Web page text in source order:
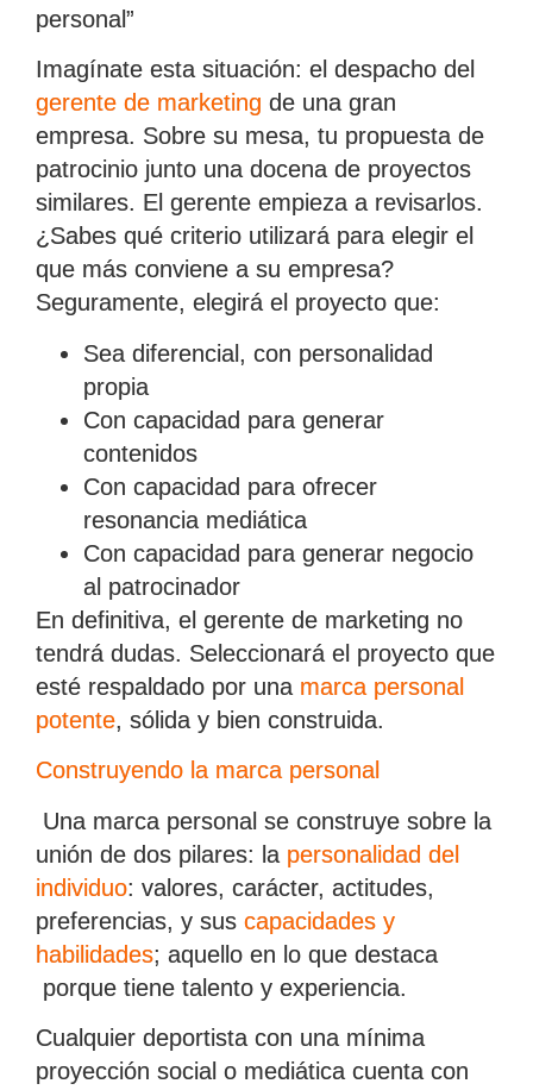
personal”
Imagínate esta situación: el despacho del
gerente de marketing de una gran
empresa. Sobre su mesa, tu propuesta de
patrocinio junto una docena de proyectos
similares. El gerente empieza a revisarlos.
¿Sabes qué criterio utilizará para elegir el
que más conviene a su empresa?
Seguramente, elegirá el proyecto que:
Sea diferencial, con personalidad
propia
Con capacidad para generar
contenidos
Con capacidad para ofrecer
resonancia mediática
Con capacidad para generar negocio
al patrocinador
En definitiva, el gerente de marketing no
tendrá dudas. Seleccionará el proyecto que
esté respaldado por una marca personal
potente, sólida y bien construida.
Construyendo la marca personal
Una marca personal se construye sobre la
unión de dos pilares: la personalidad del
individuo: valores, carácter, actitudes,
preferencias, y sus capacidades y
habilidades; aquello en lo que destaca
porque tiene talento y experiencia.
Cualquier deportista con una mínima
proyección social o mediática cuenta con